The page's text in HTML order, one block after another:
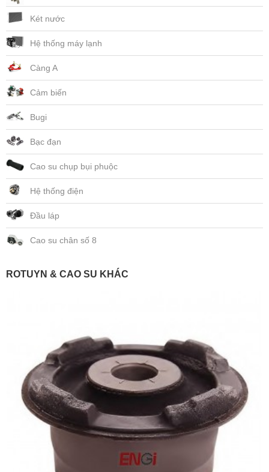
Két nước
Hệ thống máy lạnh
Càng A
Cảm biến
Bugi
Bạc đạn
Cao su chụp bụi phuộc
Hệ thống điện
Đầu láp
Cao su chân số 8
ROTUYN & CAO SU KHÁC